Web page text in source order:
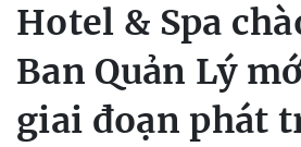
Hotel & Spa
Ban Quản Lý
giai đoạn phát